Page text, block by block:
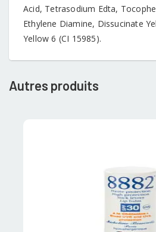
Acid, Tetrasodium Edta,
Ethylene Diamine, Dissucinate
Yellow 6 (CI 15985).
Autres produits